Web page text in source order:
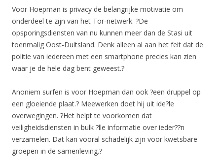
Voor Hoepman is privacy de belangrijke motivatie om
onderdeel te zijn van het Tor-netwerk. ?De
opsporingsdiensten van nu kunnen meer dan de Stasi uit
toenmalig Oost-Duitsland. Denk alleen al aan het feit dat de
politie van iedereen met een smartphone precies kan zien
waar je de hele dag bent geweest.?
Anoniem surfen is voor Hoepman dan ook ?een druppel op
een gloeiende plaat.? Meewerken doet hij uit ide?le
overwegingen. ?Het helpt te voorkomen dat
veiligheidsdiensten in bulk ?lle informatie over ieder??n
verzamelen. Dat kan vooral schadelijk zijn voor kwetsbare
groepen in de samenleving.?